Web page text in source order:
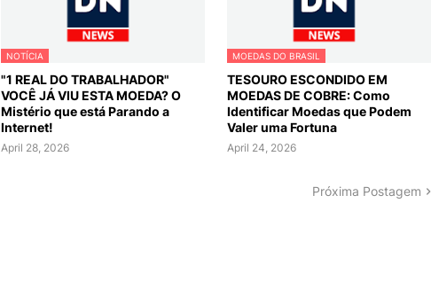
NOTÍCIA
"1 REAL DO TRABALHADOR"
VOCÊ JÁ VIU ESTA MOEDA? O
Mistério que está Parando a
Internet!
April 28, 2026
MOEDAS DO BRASIL
TESOURO ESCONDIDO EM
MOEDAS DE COBRE: Como
Identificar Moedas que Podem
Valer uma Fortuna
April 24, 2026
Próxima Postagem